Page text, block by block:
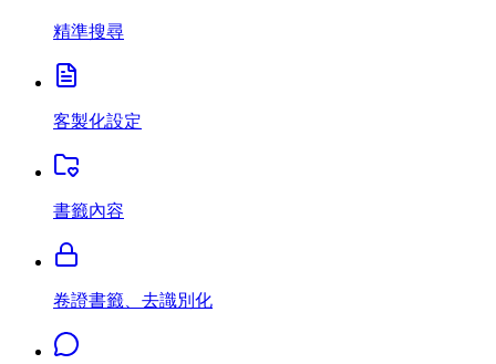
精準搜尋
客製化設定
書籤內容
卷證書籤、去識別化